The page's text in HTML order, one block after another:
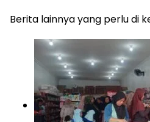
Berita lainnya yang perlu di